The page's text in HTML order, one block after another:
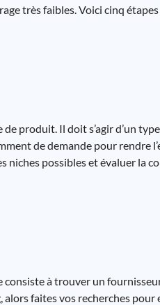
très faibles. Voici cinq
produit. Il doit s’agir d’un
de demande pour rendre
niches possibles et évaluer la
consiste à trouver un
faites vos recherches